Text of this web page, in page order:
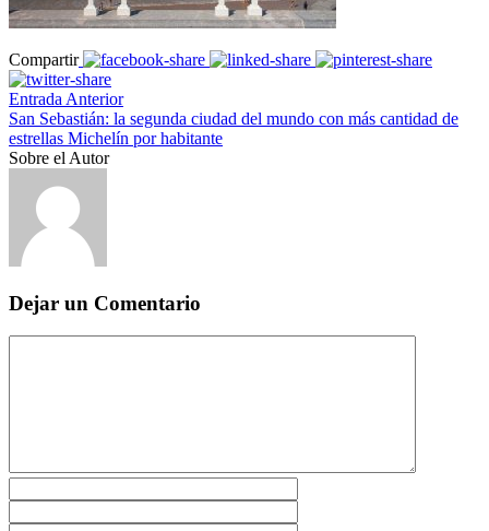
Compartir
Entrada Anterior
San Sebastián: la segunda ciudad del mundo con más cantidad de
estrellas Michelín por habitante
Sobre el Autor
Dejar un Comentario